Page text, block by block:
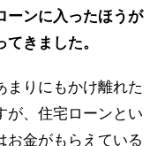
ンに入ったほうが
きました。
まりにもかけ離れた
が、住宅ローンとい
お金がもらえている